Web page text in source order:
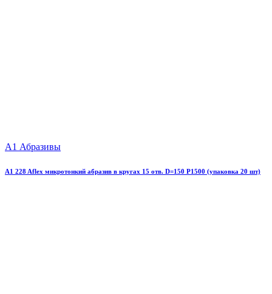
А1 Абразивы
A1 228 Aflex микротонкий абразив в кругах 15 отв. D=150 P1500 (упаковка 20 шт)